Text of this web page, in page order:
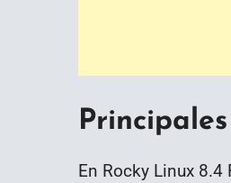
En Rocky Linux 8.4